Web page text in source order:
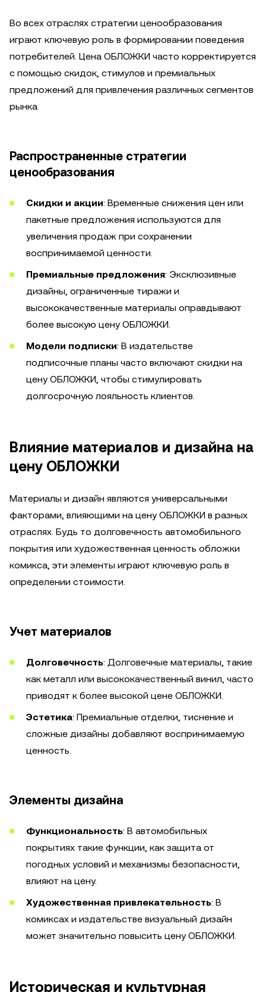
Во всех отраслях стратегии ценообразования
играют ключевую роль в формировании поведения
потребителей. Цена ОБЛОЖКИ часто корректируется
с помощью скидок, стимулов и премиальных
предложений для привлечения различных сегментов
рынка.
Распространенные стратегии
ценообразования
Скидки и акции: Временные снижения цен или
пакетные предложения используются для
увеличения продаж при сохранении
воспринимаемой ценности.
Премиальные предложения: Эксклюзивные
дизайны, ограниченные тиражи и
высококачественные материалы оправдывают
более высокую цену ОБЛОЖКИ.
Модели подписки: В издательстве
подписочные планы часто включают скидки на
цену ОБЛОЖКИ, чтобы стимулировать
долгосрочную лояльность клиентов.
Влияние материалов и дизайна на
цену ОБЛОЖКИ
Материалы и дизайн являются универсальными
факторами, влияющими на цену ОБЛОЖКИ в разных
отраслях. Будь то долговечность автомобильного
покрытия или художественная ценность обложки
комикса, эти элементы играют ключевую роль в
определении стоимости.
Учет материалов
Долговечность: Долговечные материалы, такие
как металл или высококачественный винил, часто
приводят к более высокой цене ОБЛОЖКИ.
Эстетика: Премиальные отделки, тиснение и
сложные дизайны добавляют воспринимаемую
ценность.
Элементы дизайна
Функциональность: В автомобильных
покрытиях такие функции, как защита от
погодных условий и механизмы безопасности,
влияют на цену.
Художественная привлекательность: В
комиксах и издательстве визуальный дизайн
может значительно повысить цену ОБЛОЖКИ.
Историческая и культурная